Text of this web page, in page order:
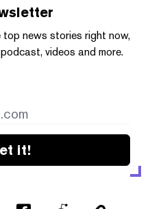
news stories right now,
videos and more.
it!